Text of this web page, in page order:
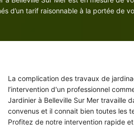
d’un tarif raisonnable à la portée de
La complication des travaux de
l’intervention d'un professionnel
Jardinier à Belleville Sur Mer travaille
convenus et il connait bien toutes les
Profitez de notre intervention rapide